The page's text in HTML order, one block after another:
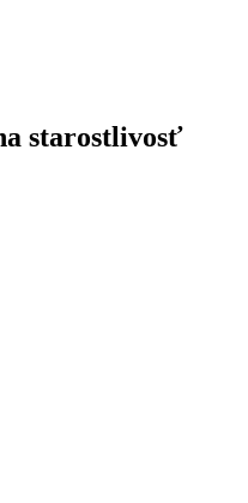
starostlivosť